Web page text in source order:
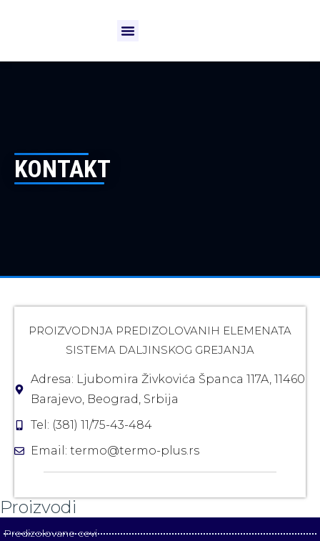
KONTAKT
PROIZVODNJA PREDIZOLOVANIH ELEMENATA
SISTEMA DALJINSKOG GREJANJA
Adresa: Ljubomira Živkovića Španca 117A, 11460
Barajevo, Beograd, Srbija
Tel: (381) 11/75-43-484
Email: termo@termo-plus.rs
Proizvodi
Predizolovane cevi